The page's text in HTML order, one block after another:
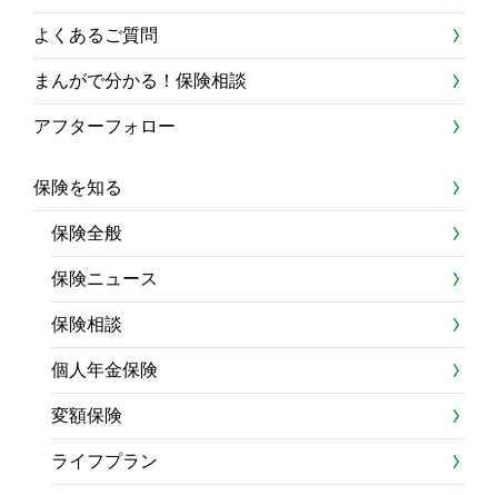
よくあるご質問
まんがで分かる！保険相談
アフターフォロー
保険を知る
保険全般
保険ニュース
保険相談
個人年金保険
変額保険
ライフプラン